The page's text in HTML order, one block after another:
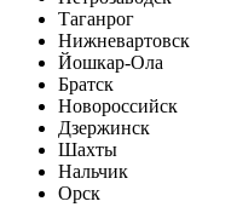
Таганрог
Нижневартовск
Йошкар-Ола
Братск
Новороссийск
Дзержинск
Шахты
Нальчик
Орск